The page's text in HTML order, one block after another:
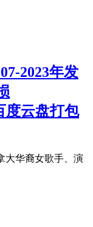
2023年发
度云盘打包
大华裔女歌手、演